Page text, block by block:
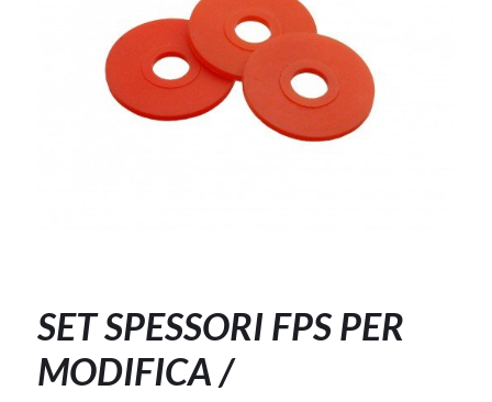
SET SPESSORI FPS PER
MODIFICA /